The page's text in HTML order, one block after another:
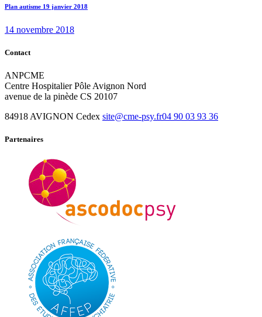
Next
Plan autisme 19 janvier 2018
14 novembre 2018
Contact
ANPCME
Centre Hospitalier Pôle Avignon Nord
avenue de la pinède CS 20107
84918 AVIGNON Cedex site@cme-psy.fr04 90 03 93 36
Partenaires